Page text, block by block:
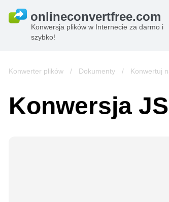
Konwersja plików w Internecie za darmo i
szybko!
Konwerter plików / Dokumenty / Konwertuj
Konwersja